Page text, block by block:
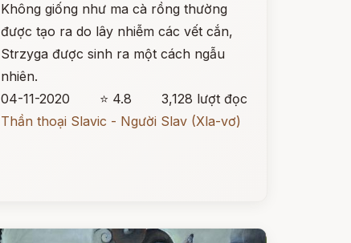
Không giống như ma cà rồng thường
được tạo ra do lây nhiễm các vết cắn,
Strzyga được sinh ra một cách ngẫu
nhiên.
04-11-2020
⭐ 4.8
3,128 lượt đọc
Thần thoại Slavic - Người Slav (Xla-vơ)